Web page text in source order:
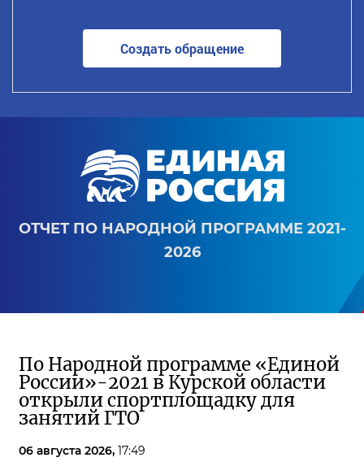
Создать обращение
ОТЧЕТ ПО НАРОДНОЙ ПРОГРАММЕ 2021-
2026
По Народной программе «Единой
России»-2021 в Курской области
открыли спортплощадку для
занятий ГТО
06 августа 2026, 17:49